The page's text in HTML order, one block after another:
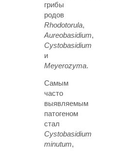
грибы
родов
Rhodotorula,
Aureobasidium,
Cystobasidium
и
Meyerozyma.
Самым
часто
выявляемым
патогеном
стал
Cystobasidium
minutum,